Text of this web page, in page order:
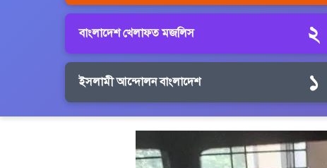
বাংলাদেশ খেলাফত মজলিস ২
ইসলামী আন্দোলন বাংলাদেশ ১